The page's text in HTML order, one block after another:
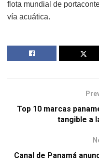
flota mundial de
vía acuática.
Top 10 marcas
tangible a
Canal de Panamá